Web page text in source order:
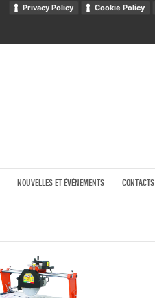
Privacy Policy Cookie Policy
NOUVELLES ET ÉVÉNEMENTS CONTACTS